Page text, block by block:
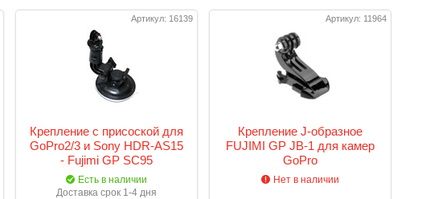
Артикул: 16139
Крепление с присоской для
GoPro2/3 и Sony HDR-AS15
- Fujimi GP SC95
Есть в наличии
Доставка срок 1-4 дня
Артикул: 11964
Крепление J-образное
FUJIMI GP JB-1 для камер
GoPro
Нет в наличии